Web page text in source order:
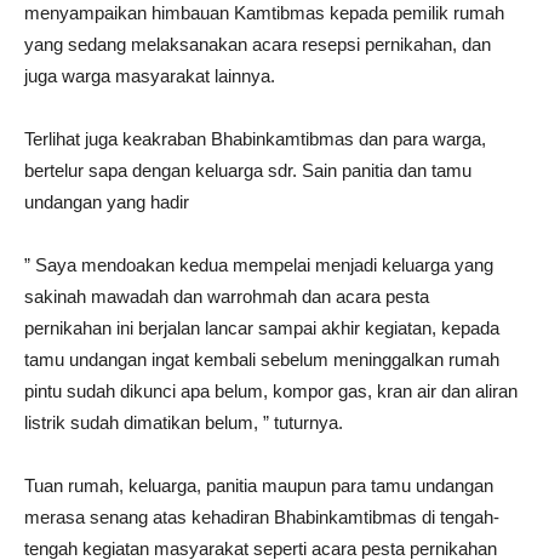
menyampaikan himbauan Kamtibmas kepada pemilik rumah
yang sedang melaksanakan acara resepsi pernikahan, dan
juga warga masyarakat lainnya.
Terlihat juga keakraban Bhabinkamtibmas dan para warga,
bertelur sapa dengan keluarga sdr. Sain panitia dan tamu
undangan yang hadir
” Saya mendoakan kedua mempelai menjadi keluarga yang
sakinah mawadah dan warrohmah dan acara pesta
pernikahan ini berjalan lancar sampai akhir kegiatan, kepada
tamu undangan ingat kembali sebelum meninggalkan rumah
pintu sudah dikunci apa belum, kompor gas, kran air dan aliran
listrik sudah dimatikan belum, ” tuturnya.
Tuan rumah, keluarga, panitia maupun para tamu undangan
merasa senang atas kehadiran Bhabinkamtibmas di tengah-
tengah kegiatan masyarakat seperti acara pesta pernikahan